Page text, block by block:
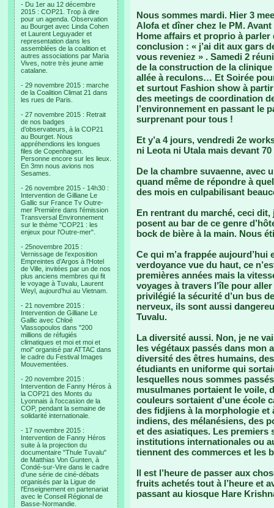
- Du 1er au 12 décembre
2015 : COP21. Trop à dire
pour un agenda. Observation
au Bourget avec Linda Cohen
et Laurent Leguyader et
representation dans les
assemblées de la coalition et
autres associations par Maria
Vives, notre très jeune amie
catalane.
- 29 novembre 2015 : marche
de la Coalition Climat 21 dans
les rues de Paris.
- 27 novembre 2015 : Retrait
de nos badges
d’observateurs, à la COP21
au Bourget. Nous
appréhendions les longues
files de Copenhagen.
Personne encore sur les lieux.
En 3mn nous avions nos
Sesames.
- 26 novembre 2015 - 14h30 :
Intervention de Gilliane Le
Gallic sur France Tv Outre-
mer Première dans l'émission
Transversal Environnement
sur le thème "COP21 : les
enjeux pour l'Outre-mer".
- 25novembre 2015 :
Vernissage de l’exposition
Empreintes d’Argos à l’Hotel
de Ville, invitées par un de nos
plus anciens membres qui fit
le voyage à Tuvalu, Laurent
Weyl, aujourd’hui au Vietnam.
- 21 novembre 2015 :
Intervention de Gilliane Le
Gallic avec Chloé
Vlassopoulos dans "200
millions de réfugiés
climatiques et moi et moi et
moi" organisé par ATTAC dans
le cadre du Festival Images
Mouvementées.
- 20 novembre 2015 :
Intervention de Fanny Héros à
la COP21 des Monts du
Lyonnais à l'occasion de la
COP, pendant la semaine de
solidarité internationale.
- 17 novembre 2015 :
Intervention de Fanny Héros
suite à la projection du
documentaire "Thule Tuvalu"
de Matthias Von Gunten, à
Condé-sur-Vire dans le cadre
d'une série de ciné-débats
organisés par la Ligue de
l'Enseignement en partenariat
avec le Conseil Régional de
Basse-Normandie.
Nous sommes mardi. Hier 3
Alofa et dîner chez le PM.
Home affairs et proprio à parler
conclusion : « j’ai dit aux gars
vous reveniez » . Samedi 2
de la construction de la
allée à reculons… Et Soirée
et surtout Fashion show à partir
des meetings de coordination
l’environnement en passant le
surprenant pour tous !
Et y’a 4 jours, vendredi 2e
ni Leota ni Utala mais devant
De la chambre suvaenne, avec
quand même de répondre à
des mois en culpabilisant
En rentrant du marché, ceci dit,
posent au bar de ce genre
bock de bière à la main. Nous
Ce qui m’a frappée
verdoyance vue du haut, ce
premières années mais la
voyages à travers l’île pour
privilégié la sécurité d’un bus
nerveux, ils sont aussi
Tuvalu.
La diversité aussi. Non, je ne
les végétaux passés dans mon
diversité des êtres humains,
étudiants en uniforme qui
lesquelles nous sommes
musulmanes portaient le voile,
couleurs sortaient d’une école
des fidjiens à la morphologie
indiens, des mélanésiens, des
et des asiatiques. Les
institutions internationales ou
tiennent des commerces et les
Il est l’heure de passer aux
fruits achetés tout à l’heure et
passant au kiosque Hare